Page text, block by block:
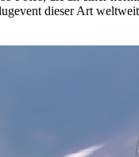
dieser Art